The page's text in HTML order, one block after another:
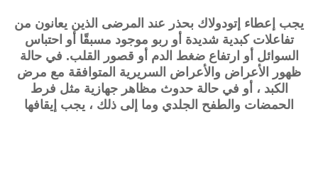
يجب إعطاء إتودولاك بحذر عند المرضى الذين يعانون من
تفاعلات كبدية شديدة أو ربو موجود مسبقًا أو احتباس
السوائل أو ارتفاع ضغط الدم أو قصور القلب. في حالة
ظهور الأعراض والأعراض السريرية المتوافقة مع مرض
الكبد ، أو في حالة حدوث مظاهر جهازية مثل فرط
الحمضات والطفح الجلدي وما إلى ذلك ، يجب إيقافها